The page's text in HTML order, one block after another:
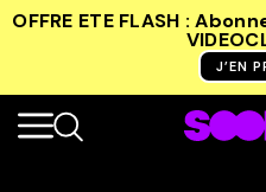
OFFRE ETE FLASH :
J’EN